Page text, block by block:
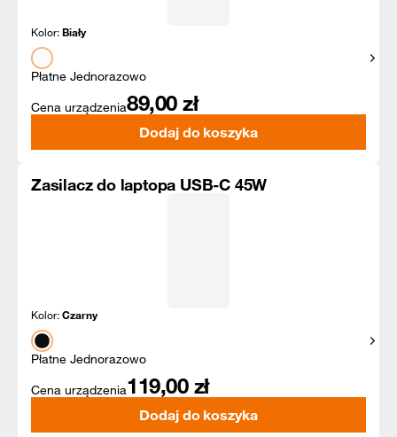
Kolor:Biały
Płatne Jednorazowo
Cena urządzenia89,00 zł
Dodaj do koszyka
Zasilacz do laptopa USB-C 45W
Kolor:Czarny
Płatne Jednorazowo
Cena urządzenia119,00 zł
Dodaj do koszyka